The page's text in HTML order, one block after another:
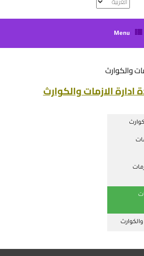
لغة
Menu
والكوارث
ادارة الازمات والكوارث